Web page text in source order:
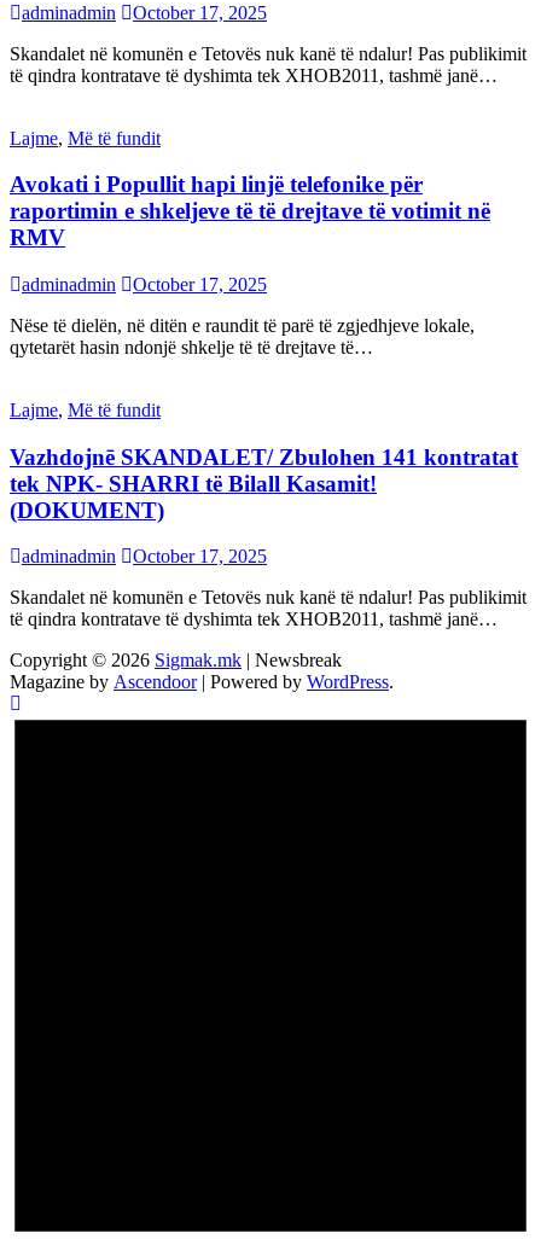
adminadmin
October 17, 2025
Skandalet në komunën e Tetovës nuk kanë të ndalur! Pas publikimit
të qindra kontratave të dyshimta tek XHOB2011, tashmë janë…
Lajme, Më të fundit
Avokati i Popullit hapi linjë telefonike për
raportimin e shkeljeve të të drejtave të votimit në
RMV
adminadmin
October 17, 2025
Nëse të dielën, në ditën e raundit të parë të zgjedhjeve lokale,
qytetarët hasin ndonjë shkelje të të drejtave të…
Lajme, Më të fundit
Vazhdojnē SKANDALET/ Zbulohen 141 kontratat
tek NPK- SHARRI të Bilall Kasamit!
(DOKUMENT)
adminadmin
October 17, 2025
Skandalet në komunën e Tetovës nuk kanë të ndalur! Pas publikimit
të qindra kontratave të dyshimta tek XHOB2011, tashmë janë…
Copyright © 2026 Sigmak.mk | Newsbreak
Magazine by Ascendoor| Powered by WordPress.